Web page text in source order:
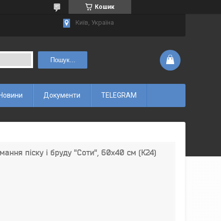
Кошик
Київ, Україна
Пошук...
Документи TELEGRAM
піску і бруду "Соти", 60х40 см (К24)